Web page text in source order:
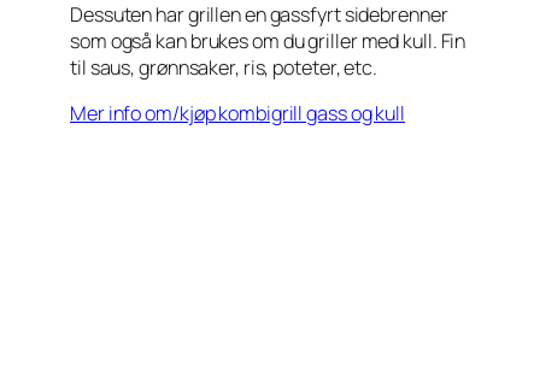
Dessuten har grillen en gassfyrt sidebrenner
som også kan brukes om du griller med kull. Fin
til saus, grønnsaker, ris, poteter, etc.
Mer info om/kjøp kombigrill gass og kull